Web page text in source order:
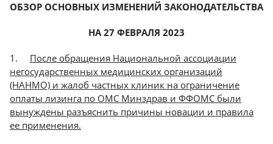
Отзывы
о
товарах
Контакты
ОБЗОР ОСНОВНЫХ ИЗМЕНЕНИЙ ЗАКОНОДАТЕЛЬСТВА
НА 27 ФЕВРАЛЯ 2023
1. После обращения Национальной ассоциации
негосударственных медицинских организаций
(НАНМО) и жалоб частных клиник на ограничение
оплаты лизинга по ОМС Минздрав и ФФОМС были
вынуждены разъяснить причины новации и правила
ее применения.